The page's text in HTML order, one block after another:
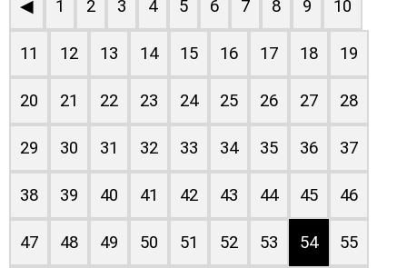
◀ 1 2 3 4 5 6 7 8 9 10
11 12 13 14 15 16 17 18 19
20 21 22 23 24 25 26 27 28
29 30 31 32 33 34 35 36 37
38 39 40 41 42 43 44 45 46
47 48 49 50 51 52 53 54 55